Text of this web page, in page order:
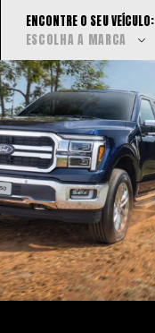
ENCONTRE O SEU VEÍCULO:
ESCOLHA A MARCA
Am